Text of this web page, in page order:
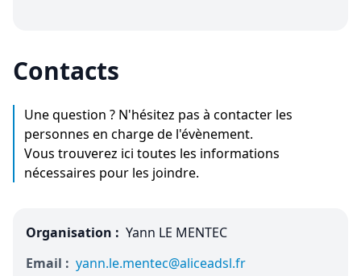
Contacts
Une question ? N'hésitez pas à contacter les
personnes en charge de l'évènement.
Vous trouverez ici toutes les informations
nécessaires pour les joindre.
Organisation : Yann LE MENTEC
Email : yann.le.mentec@aliceadsl.fr